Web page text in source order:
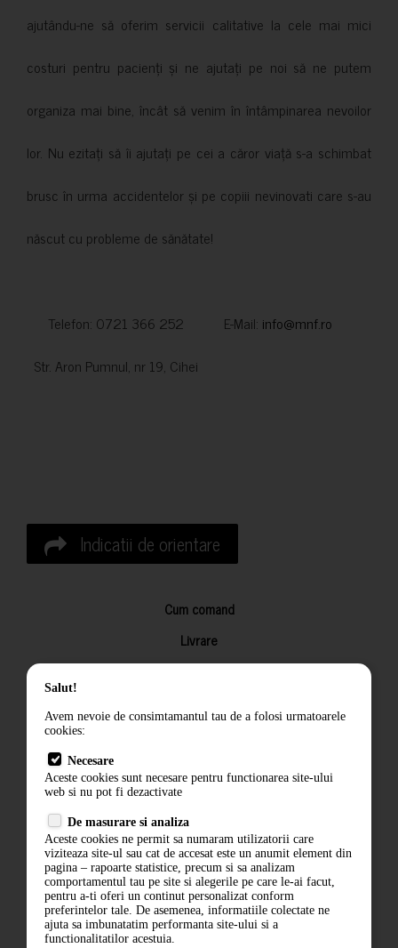
ajutându-ne să oferim servicii calitative la cele mai mici
costuri pentru pacienți și ne ajutați pe noi să ne putem
organiza mai bine, încât să venim în întâmpinarea nevoilor
lor. Nu ezitați să îi ajutați pe cei a căror viață s-a schimbat
brusc în urma accidentelor și pe copiii nevinovati care s-au
născut cu probleme de sănătate!
Telefon: 0721 366 252 E-Mail: info@mnf.ro
Str. Aron Pumnul, nr 19, Cihei
Indicatii de orientare
Cum comand
Livrare
Returnarea produselor
Termeni si conditii
Politica de confidentialitate
ANPC
Salut!
Avem nevoie de consimtamantul tau de a folosi urmatoarele
cookies:
Necesare
Aceste cookies sunt necesare pentru functionarea site-ului
web si nu pot fi dezactivate
De masurare si analiza
Aceste cookies ne permit sa numaram utilizatorii care
viziteaza site-ul sau cat de accesat este un anumit element din
pagina – rapoarte statistice, precum si sa analizam
comportamentul tau pe site si alegerile pe care le-ai facut,
pentru a-ti oferi un continut personalizat conform
preferintelor tale. De asemenea, informatiile colectate ne
ajuta sa imbunatatim performanta site-ului si a
functionalitatilor acestuia.